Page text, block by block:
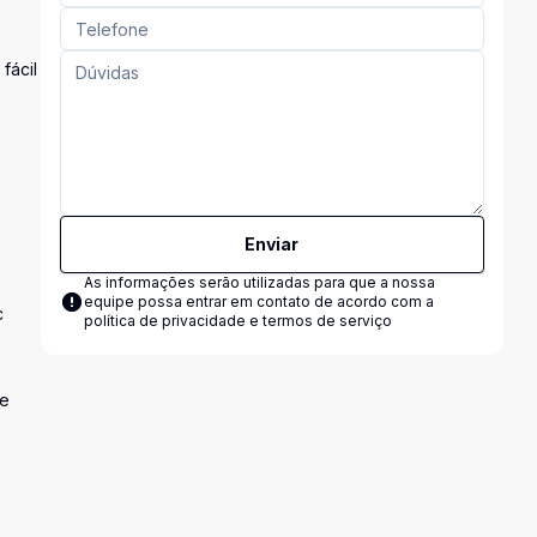
fácil
Enviar
As informações serão utilizadas para que a nossa
equipe possa entrar em contato de acordo com a
política de privacidade e termos de serviço